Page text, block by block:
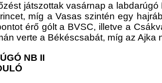
játszottak vasárnap a
míg a Vasas szintén egy
érő gólt a BVSC, illetve a
verte a Békéscsabát, míg az Ajka
NB II